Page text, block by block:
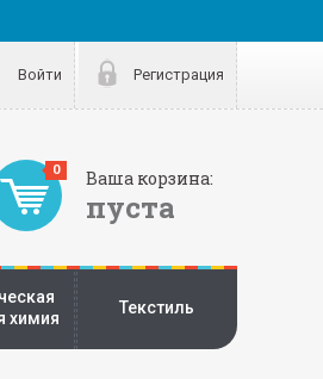
Войти Регистрация
Ваша корзина:
пуста
0
химия
Текстиль